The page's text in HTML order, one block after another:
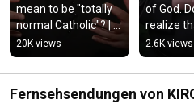
mean to be "totally
normal Catholic"? |
Father Karl Wallner
20K views
of God.
realize
2.6K views
Fernsehsendungen von